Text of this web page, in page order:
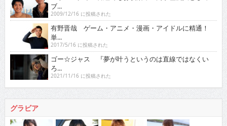
ブ...
2009/12/16 に投稿された
有野晋哉 ゲーム・アニメ・漫画・アイドルに精通！
単...
2017/5/16 に投稿された
ゴー☆ジャス 『夢が叶うというのは直線ではなくい
ろ...
2021/11/16 に投稿された
グラビア